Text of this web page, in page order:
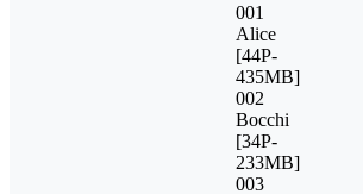
001
Alice
[44P-
435MB]
002
Bocchi
[34P-
233MB]
003